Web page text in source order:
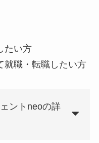
たい方
就職・転職したい方
ントneoの詳